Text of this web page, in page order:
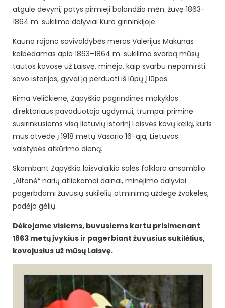
atgulė devyni, patys pirmieji balandžio mėn. žuvę 1863-
1864 m. sukilimo dalyviai Kuro girininkijoje.
Kauno rajono savivaldybės meras Valerijus Makūnas
kalbėdamas apie 1863–1864 m. sukilimo svarbą mūsų
tautos kovose už Laisvę, minėjo, kaip svarbu nepamiršti
savo istorijos, gyvai ją perduoti iš lūpų į lūpas.
Rima Veličkienė, Zapyškio pagrindinės mokyklos
direktoriaus pavaduotoja ugdymui, trumpai priminė
susirinkusiems visą lietuvių istorinį Laisvės kovų kelią, kuris
mus atvedė į 1918 metų Vasario 16-ąją, Lietuvos
valstybės atkūrimo dieną.
Skambant Zapyškio laisvalaikio salės folkloro ansamblio
„Altonė“ narių atliekamai dainai, minėjimo dalyviai
pagerbdami žuvusių sukilėlių atminimą uždegė žvakeles,
padėjo gėlių.
Dėkojame visiems, buvusiems kartu prisimenant
1863 metų įvykius ir pagerbiant žuvusius sukilėlius,
kovojusius už mūsų Laisvę.